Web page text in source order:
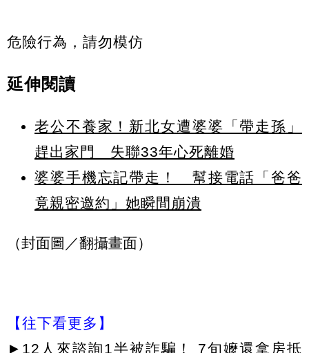
危險行為，請勿模仿
延伸閱讀
老公不養家！新北女遭婆婆「帶走孫」
趕出家門 失聯33年心死離婚
婆婆手機忘記帶走！ 幫接電話「爸爸
竟親密邀約」她瞬間崩潰
（封面圖／翻攝畫面）
【往下看更多】
► 12人來諮詢1半被詐騙！ 7旬嬤還拿房抵